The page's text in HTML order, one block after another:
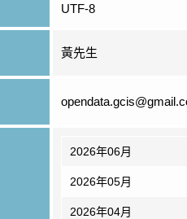
UTF-8
黃先生
2026年06月
2026年05月
2026年04月